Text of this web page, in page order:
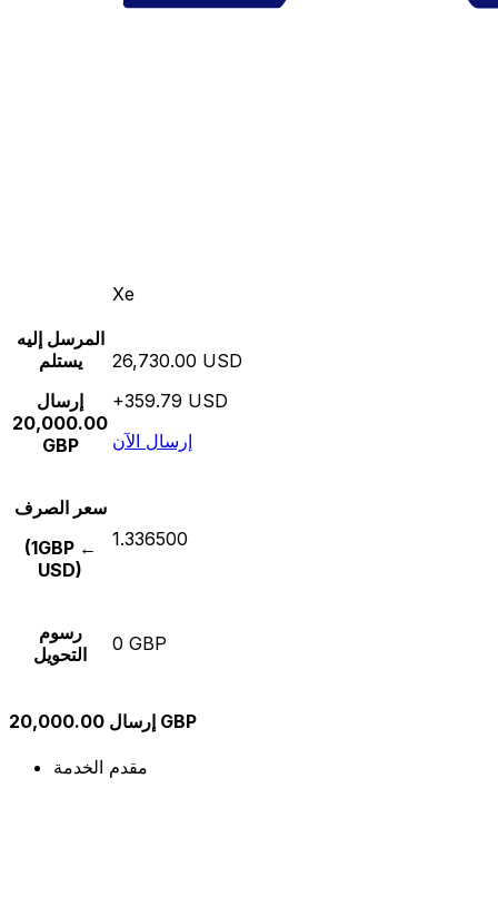
Xe
المرسل إليه
يستلم
إرسال
20,000.00
GBP
26,730.00 USD
+359.79 USD
إرسال الآن
سعر الصرف
(1GBP ←
USD)
1.336500
رسوم
التحويل
0 GBP
إرسال 20,000.00 GBP
مقدم الخدمة